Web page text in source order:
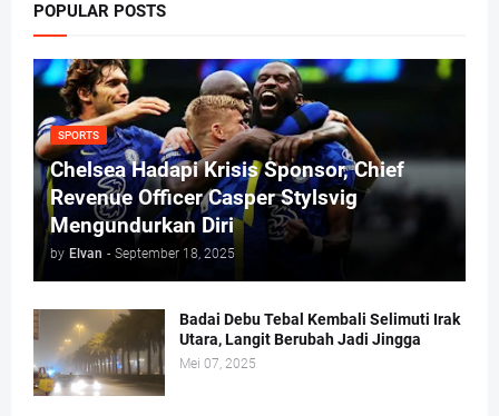
POPULAR POSTS
SPORTS
Chelsea Hadapi Krisis Sponsor, Chief
Revenue Officer Casper Stylsvig
Mengundurkan Diri
by Elvan - September 18, 2025
Badai Debu Tebal Kembali Selimuti Irak
Utara, Langit Berubah Jadi Jingga
Mei 07, 2025